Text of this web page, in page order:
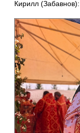
Кирилл (Забавнов):